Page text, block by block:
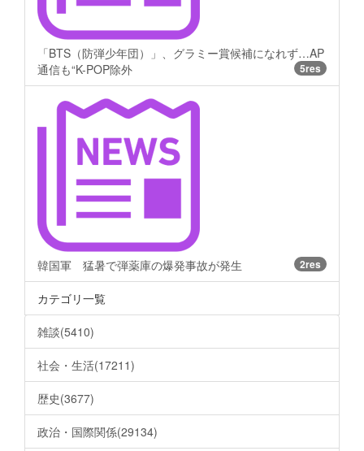
「BTS（防弾少年団）」、グラミー賞候補になれず…AP
通信も“K-POP除外
5res
韓国軍 猛暑で弾薬庫の爆発事故が発生 2res
カテゴリ一覧
雑談(5410)
社会・生活(17211)
歴史(3677)
政治・国際関係(29134)